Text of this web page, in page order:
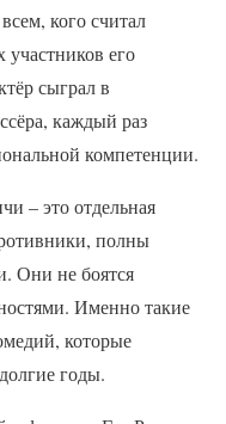
кого считал
его
сыграл в
каждый раз
компетенции.
– это отдельная
полны
Они не боятся
Именно такие
которые
годы.